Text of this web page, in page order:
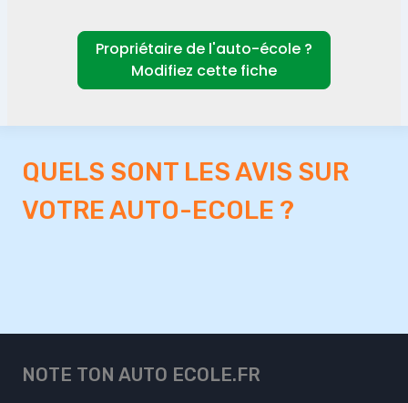
Propriétaire de l'auto-école ?
Modifiez cette fiche
QUELS SONT LES AVIS SUR
VOTRE AUTO-ECOLE ?
NOTE TON AUTO ECOLE.FR